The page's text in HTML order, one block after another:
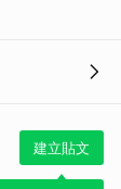
建立貼文